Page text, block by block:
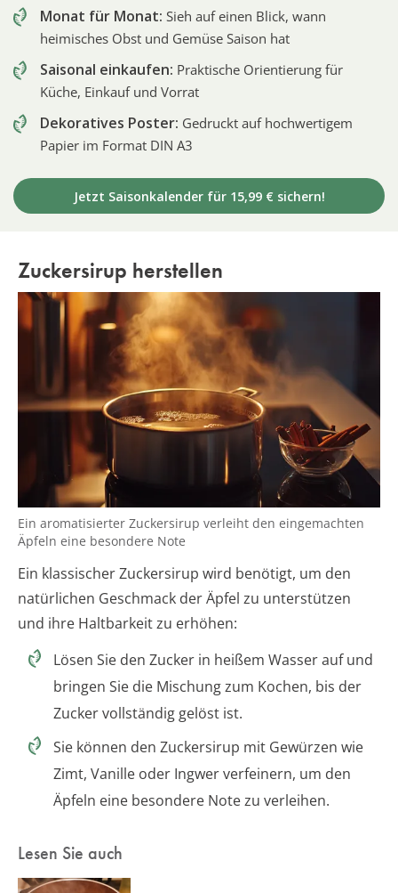
Monat für Monat: Sieh auf einen Blick, wann
heimisches Obst und Gemüse Saison hat
Saisonal einkaufen: Praktische Orientierung für
Küche, Einkauf und Vorrat
Dekoratives Poster: Gedruckt auf hochwertigem
Papier im Format DIN A3
Jetzt Saisonkalender für 15,99 € sichern!
Zuckersirup herstellen
Ein aromatisierter Zuckersirup verleiht den eingemachten
Äpfeln eine besondere Note
Ein klassischer Zuckersirup wird benötigt, um den
natürlichen Geschmack der Äpfel zu unterstützen
und ihre Haltbarkeit zu erhöhen:
Lösen Sie den Zucker in heißem Wasser auf und
bringen Sie die Mischung zum Kochen, bis der
Zucker vollständig gelöst ist.
Sie können den Zuckersirup mit Gewürzen wie
Zimt, Vanille oder Ingwer verfeinern, um den
Äpfeln eine besondere Note zu verleihen.
Lesen Sie auch